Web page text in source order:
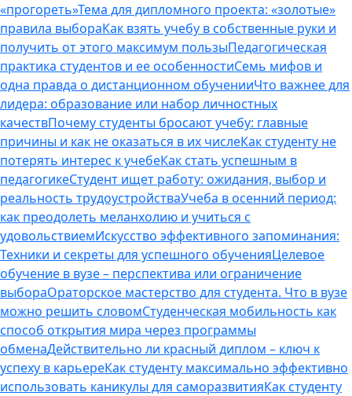
«прогореть»Тема для дипломного проекта: «золотые»
правила выбораКак взять учебу в собственные руки и
получить от этого максимум пользыПедагогическая
практика студентов и ее особенностиСемь мифов и
одна правда о дистанционном обученииЧто важнее для
лидера: образование или набор личностных
качествПочему студенты бросают учебу: главные
причины и как не оказаться в их числеКак студенту не
потерять интерес к учебеКак стать успешным в
педагогикеСтудент ищет работу: ожидания, выбор и
реальность трудоустройстваУчеба в осенний период:
как преодолеть меланхолию и учиться с
удовольствиемИскусство эффективного запоминания:
Техники и секреты для успешного обученияЦелевое
обучение в вузе – перспектива или ограничение
выбораОраторское мастерство для студента. Что в вузе
можно решить словомСтуденческая мобильность как
способ открытия мира через программы
обменаДействительно ли красный диплом – ключ к
успеху в карьереКак студенту максимально эффективно
использовать каникулы для саморазвитияКак студенту